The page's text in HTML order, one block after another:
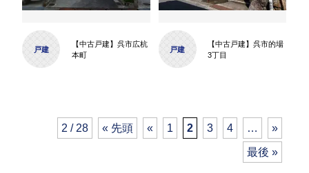
戸建
【中古戸建】呉市広杭
本町
戸建
【中古戸建】呉市的場
3丁目
2 / 28 « 先頭 « 1 2 3 4 … »
最後 »